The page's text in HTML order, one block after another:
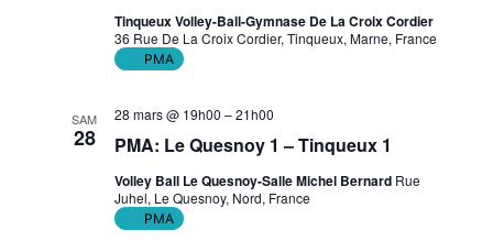
Tinqueux Volley-Ball-Gymnase De La Croix Cordier
36 Rue De La Croix Cordier, Tinqueux, Marne, France
PMA
SAM
28 PMA: Le Quesnoy 1 – Tinqueux 1
28 mars @ 19h00 –21h00
Volley Ball Le Quesnoy-Salle Michel Bernard Rue
Juhel, Le Quesnoy, Nord, France
PMA